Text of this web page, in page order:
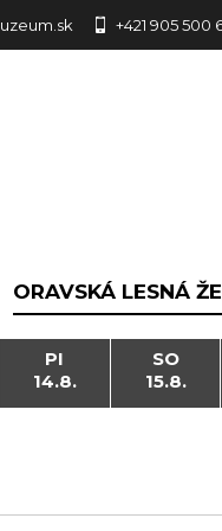
+421 905 500
ORAVSKÁ LESNÁ
PI
14.8.
SO
15.8.